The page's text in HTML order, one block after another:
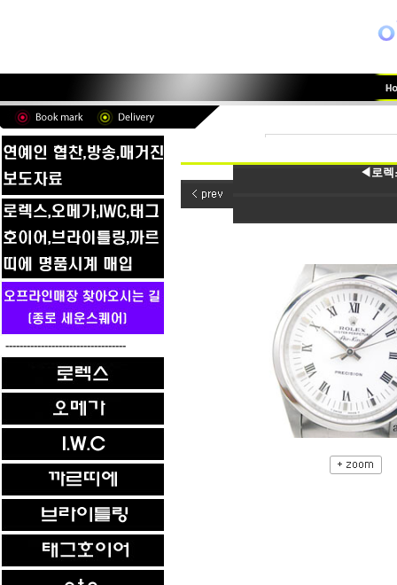
----------------------------------
◀로렉